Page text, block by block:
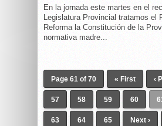
En la jornada este martes en el
Legislatura Provincial tratamos el
Reforma la Constitución de la
normativa madre...
Page 61 of 70 « First ‹
57 58 59 60
63 64 65 Next ›